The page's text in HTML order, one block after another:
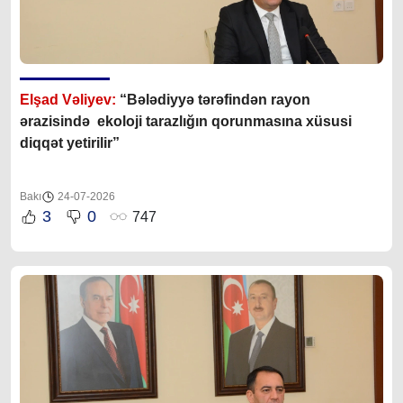
Elşad Vəliyev: “Bələdiyyə tərəfindən rayon
ərazisində ekoloji tarazlığın qorunmasına xüsusi
diqqət yetirilir”
Bakı 24-07-2026
3 0 747